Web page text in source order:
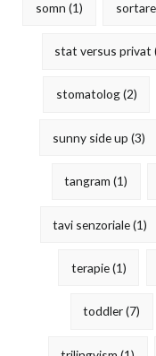
somn (1) sortare
stat versus privat
stomatolog(2)
sunny side up (3)
tangram (1)
tavi senzoriale(1)
terapie(1)
toddler(7)